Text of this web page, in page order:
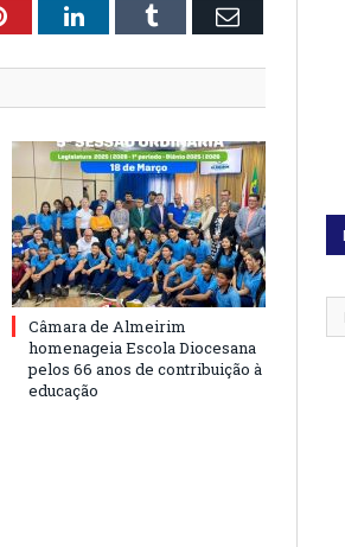
PinterestLinkedInTumblr Email
Câmara de Almeirim
homenageia Escola Diocesana
pelos 66 anos de contribuição à
educação